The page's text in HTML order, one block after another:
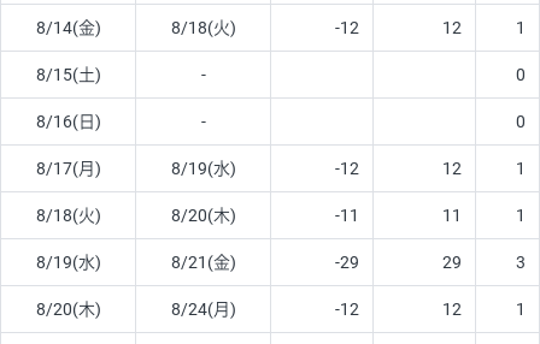
8/14(金) 8/18(火) -12 12 1
8/15(土) - 0
8/16(日) - 0
8/17(月) 8/19(水) -12 12 1
8/18(火) 8/20(木) -11 11 1
8/19(水) 8/21(金) -29 29 3
8/20(木) 8/24(月) -12 12 1